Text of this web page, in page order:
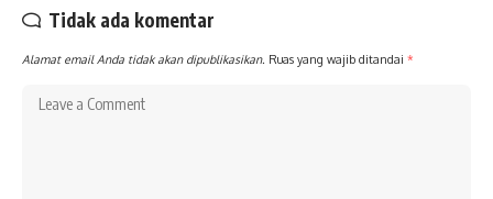
Tidak ada komentar
Alamat email Anda tidak akan dipublikasikan. Ruas yang wajib ditandai *